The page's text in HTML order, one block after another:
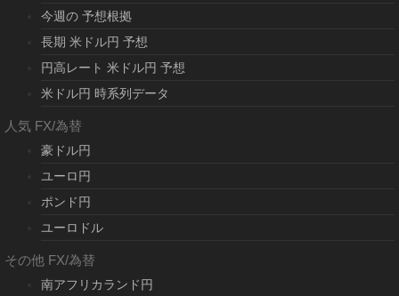
今週の 予想根拠
長期 米ドル円 予想
円高レート 米ドル円 予想
米ドル円 時系列データ
人気 FX/為替
豪ドル円
ユーロ円
ポンド円
ユーロドル
その他 FX/為替
南アフリカランド円